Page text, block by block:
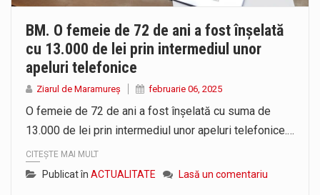
BM. O femeie de 72 de ani a fost înșelată
cu 13.000 de lei prin intermediul unor
apeluri telefonice
Ziarul de Maramureș februarie 06, 2025
O femeie de 72 de ani a fost înșelată cu suma de
13.000 de lei prin intermediul unor apeluri telefonice.…
CITEȘTE MAI MULT
Publicat în ACTUALITATE Lasă un comentariu